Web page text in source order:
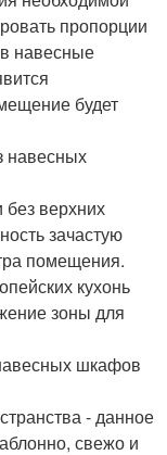
пропорции
навесные
будет
навесных
верхних
зачастую
помещения.
кухонь
зоны для
шкафов
- данное
свежо и